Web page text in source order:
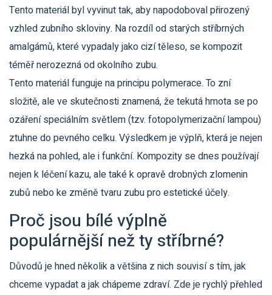
Tento materiál byl vyvinut tak, aby napodoboval přirozený
vzhled zubního skloviny. Na rozdíl od starých stříbrných
amalgámů, které vypadaly jako cizí těleso, se kompozit
téměř nerozezná od okolního zubu.
Tento materiál funguje na principu polymerace. To zní
složitě, ale ve skutečnosti znamená, že tekutá hmota se po
ozáření speciálním světlem (tzv. fotopolymerizační lampou)
ztuhne do pevného celku. Výsledkem je výplň, která je nejen
hezká na pohled, ale i funkční. Kompozity se dnes používají
nejen k léčení kazu, ale také k opravě drobných zlomenin
zubů nebo ke změně tvaru zubu pro estetické účely.
Proč jsou bílé výplně
populárnější než ty stříbrné?
Důvodů je hned několik a většina z nich souvisí s tím, jak
chceme vypadat a jak chápeme zdraví. Zde je rychlý přehled